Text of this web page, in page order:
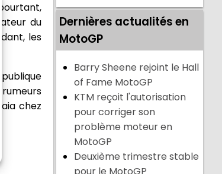
du
les
chez
Dernières actualités en
MotoGP
Barry Sheene rejoint le Hall
of Fame MotoGP
KTM reçoit l'autorisation
pour corriger son
problème moteur en
MotoGP
Deuxième trimestre stable